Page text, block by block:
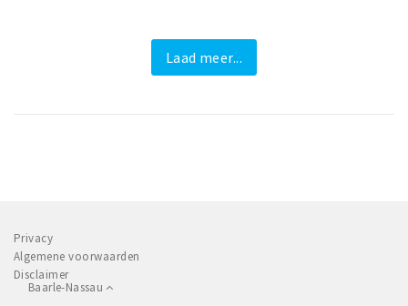
Laad meer...
Privacy
Algemene voorwaarden
Disclaimer
Baarle-Nassau